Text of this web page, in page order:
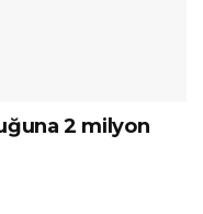
2 milyon